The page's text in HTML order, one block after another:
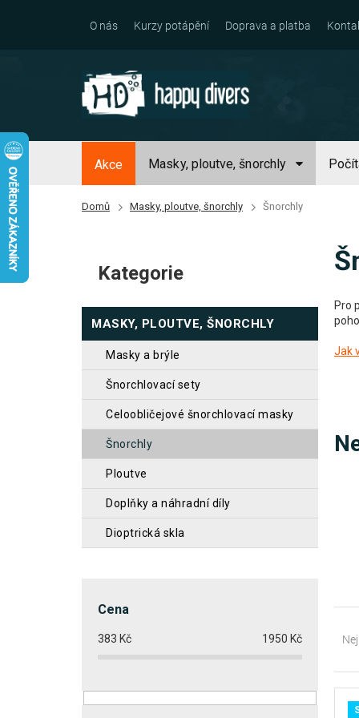
O nás Kurzy potápění Doprava a platba
Akce Masky, ploutve, šnorchly
Domů Masky, ploutve, šnorchly Šnorchly
t
r
í
p
l
Přeskočit
kategorie
Kategorie
MASKY, PLOUTVE, ŠNORCHLY
masky a brýle
šnorchlovací sety
celoobličejové šnorchlovací masky
šnorchly
ploutve
doplňky a náhradní díly
dioptrická skla
Cena
383 Kč 1950 Kč
Pro
Jak
a
z
e